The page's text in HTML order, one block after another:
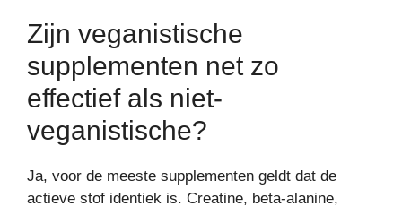
Zijn veganistische
supplementen net zo
effectief als niet-
veganistische?
Ja, voor de meeste supplementen geldt dat de
actieve stof identiek is. Creatine, beta-alanine,